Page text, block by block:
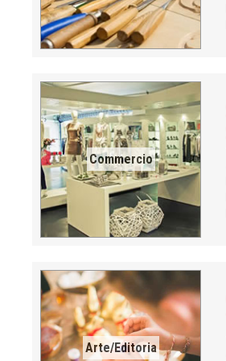
Commercio
Arte/Editoria